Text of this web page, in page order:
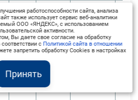
12 0 0
106 15 0
48
Принять
работоспособности сайта, анализа
также использует сервис веб-аналитики
ООО «ЯНДЕКС», с использованием
активности.
Вы даете свое согласие на обработку
с Политикой сайта в отношении
запретить обработку Cookies в настройках